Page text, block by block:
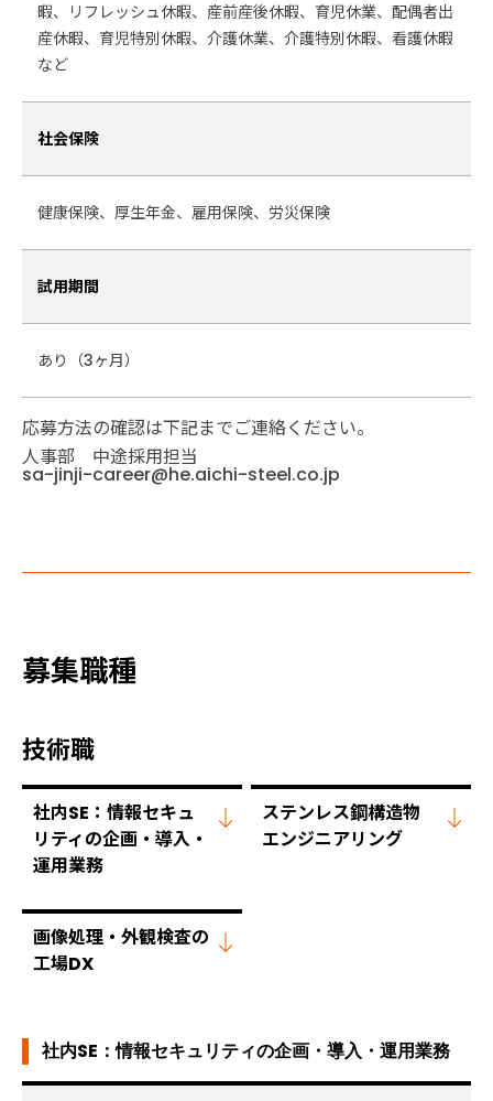
暇、リフレッシュ休暇、産前産後休暇、育児休業、配偶者出
産休暇、育児特別休暇、介護休業、介護特別休暇、看護休暇
など
社会保険
健康保険、厚生年金、雇用保険、労災保険
試用期間
あり（3ヶ月）
応募方法の確認は下記までご連絡ください。
人事部 中途採用担当
sa-jinji-career@he.aichi-steel.co.jp
募集職種
技術職
社内SE：情報セキュ
リティの企画・導入・
運用業務
ステンレス鋼構造物
エンジニアリング
画像処理・外観検査の
工場DX
社内SE：情報セキュリティの企画・導入・運用業務